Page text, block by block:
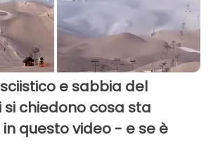
e sabbia del
chiedono cosa sta
questo video - e se è